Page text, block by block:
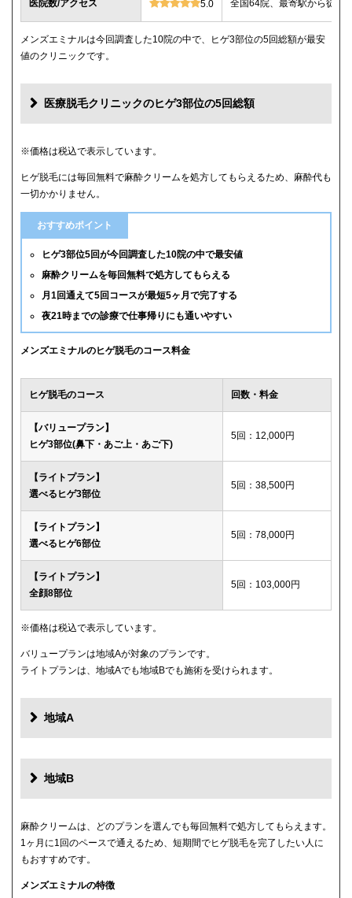
医院数/アクセス 5.0 全国64院、最寄駅から徒歩
メンズエミナルは今回調査した10院の中で、ヒゲ3部位の5回総額が最安
値のクリニックです。
医療脱毛クリニックのヒゲ3部位の5回総額
クリニック
メンズエミナル 12,000円
14,000円
湘南美容クリニック 16,800円(6回)
レジーナクリニックオム 39,800円
ゴリラクリニック 39,800円(平日6回)
メンズルシアクリニック
ウィルビークリニックブラック 49,500円
渋谷美容外科クリニック 52,800円
メディカルエピレーションクリニック
ダビデクリニック プランなし
※価格は税込で表示しています。
ヒゲ脱毛には毎回無料で麻酔クリームを処方してもらえるため、麻酔代も
一切かかりません。
おすすめポイント
ヒゲ3部位5回が今回調査した10院の中で最安値
麻酔クリームを毎回無料で処方してもらえる
月1回通えて5回コースが最短5ヶ月で完了する
夜21時までの診療で仕事帰りにも通いやすい
メンズエミナルのヒゲ脱毛のコース料金
ヒゲ脱毛のコース 回数・料金
【バリュープラン】
ヒゲ3部位(鼻下・あご上・あご下)
5回：12,000円
【ライトプラン】
選べるヒゲ3部位
5回：38,500円
【ライトプラン】
選べるヒゲ6部位
5回：78,000円
【ライトプラン】
全顔8部位
5回：103,000円
※価格は税込で表示しています。
バリュープランは地域Aが対象のプランです。
ライトプランは、地域Aでも地域Bでも施術を受けられます。
地域A
地域B
麻酔クリームは、どのプランを選んでも毎回無料で処方してもらえます。
1ヶ月に1回のペースで通えるため、短期間でヒゲ脱毛を完了したい人に
もおすすめです。
メンズエミナルの特徴